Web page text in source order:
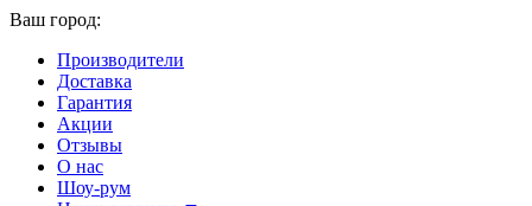
Ваш город:
Производители
Доставка
Гарантия
Акции
Отзывы
О нас
Шоу-рум